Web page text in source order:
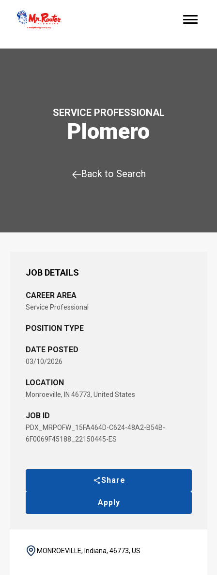
SERVICE PROFESSIONAL
Plomero
Back to Search
JOB DETAILS
CAREER AREA
Service Professional
POSITION TYPE
DATE POSTED
03/10/2026
LOCATION
Monroeville, IN 46773, United States
JOB ID
PDX_MRPOFW_15FA464D-C624-48A2-B54B-
6F0069F45188_22150445-ES
Share
Apply
MONROEVILLE, Indiana, 46773, US